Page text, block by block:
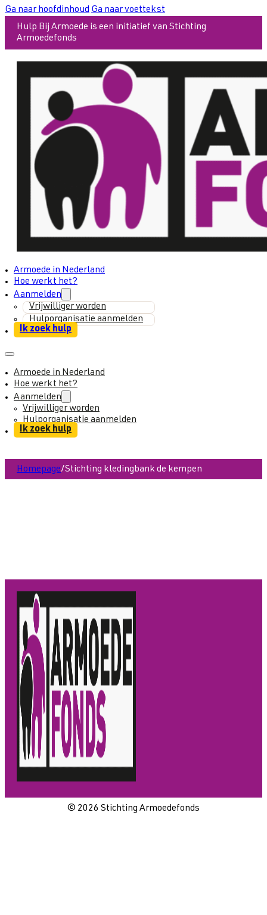
Ga naar hoofdinhoud Ga naar voettekst
Hulp Bij Armoede is een initiatief van Stichting
Armoedefonds
Armoede in Nederland
Hoe werkt het?
Aanmelden
Vrijwilliger worden
Hulporganisatie aanmelden
Ik zoek hulp
Armoede in Nederland
Hoe werkt het?
Aanmelden
Vrijwilliger worden
Hulporganisatie aanmelden
Ik zoek hulp
Homepage/Stichting kledingbank de kempen
© 2026 Stichting Armoedefonds